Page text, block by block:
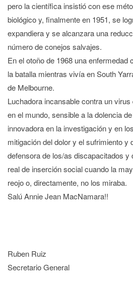
pero la científica insistió con ese
biológico y, finalmente en 1951, se
expandiera y se alcanzara una
número de conejos salvajes.
En el otoño de 1968 una enfermedad
la batalla mientras vivía en South
de Melbourne.
Luchadora incansable contra un
en el mundo, sensible a la dolencia
innovadora en la investigación y en
mitigación del dolor y el sufrimiento y
defensora de los/as discapacitados y
real de inserción social cuando la
reojo o, directamente, no los miraba.
Salú Annie Jean MacNamara!!
Ruben Ruiz
Secretario General